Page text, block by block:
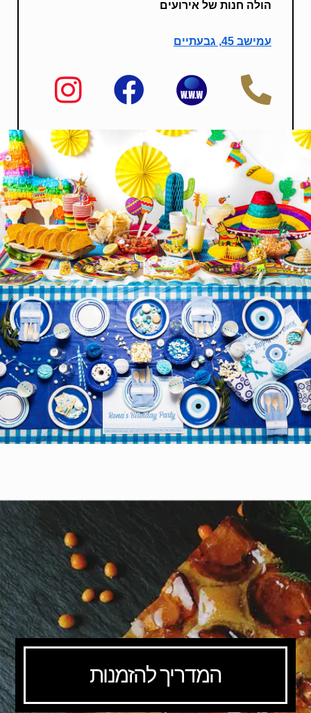
הולה חנות של אירועים
עמישב 45, גבעתיים
המדריך להזמנות